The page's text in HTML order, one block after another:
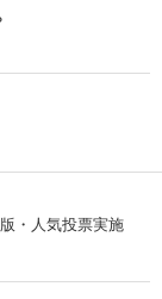
・人気投票実施